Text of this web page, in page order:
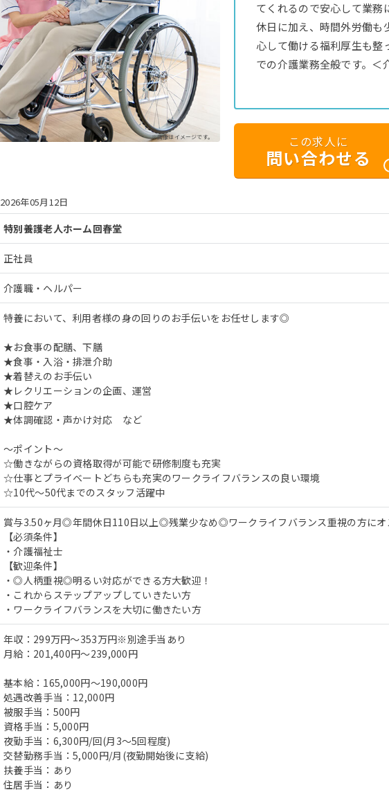
※画像はイメージです。
てくれるので安心して業
休日に加え、時間外労働も
心して働ける福利厚生も整
での介護業務全般です。
この求人に
問い合わせる
2026年05月12日
特別養護老人ホーム回春堂
正社員
介護職・ヘルパー
特養において、利用者様の身の回りのお手伝いをお任せします◎
★お食事の配膳、下膳
★食事・入浴・排泄介助
★着替えのお手伝い
★レクリエーションの企画、運営
★口腔ケア
★体調確認・声かけ対応 など
～ポイント～
☆働きながらの資格取得が可能で研修制度も充実
☆仕事とプライベートどちらも充実のワークライフバランスの良い環境
☆10代～50代までのスタッフ活躍中
賞与3.50ヶ月◎年間休日110日以上◎残業少なめ◎ワークライフバランス重視の方に
【必須条件】
・介護福祉士
【歓迎条件】
・◎人柄重視◎明るい対応ができる方大歓迎！
・これからステップアップしていきたい方
・ワークライフバランスを大切に働きたい方
年収：299万円～353万円※別途手当あり
月給：201,400円～239,000円
基本給：165,000円～190,000円
処遇改善手当：12,000円
被服手当：500円
資格手当：5,000円
夜勤手当：6,300円/回(月3～5回程度)
交替勤務手当：5,000円/月(夜勤開始後に支給)
扶養手当：あり
住居手当：あり